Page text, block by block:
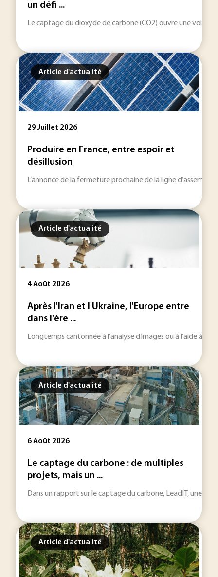
un défi ...
Le captage du dioxyde de carbone (CO2) ouvre une voie
Article d'actualité
29 Juillet 2026
Produire en France, entre espoir et
désillusion
L’annonce de la fermeture prochaine de la ligne
Article d'actualité
4 Août 2026
Après l'Iran et l'Ukraine, l'Europe entre
dans l'ère ...
Longtemps cantonnée à l’analyse d’images ou à l’aide à
Article d'actualité
6 Août 2026
Le captage du carbone : de multiples
projets, mais un ...
Dans un rapport sur le captage du carbone, LeadIT, une
Article d'actualité